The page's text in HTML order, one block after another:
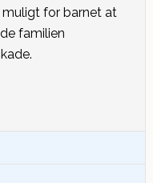
for barnet at
familien